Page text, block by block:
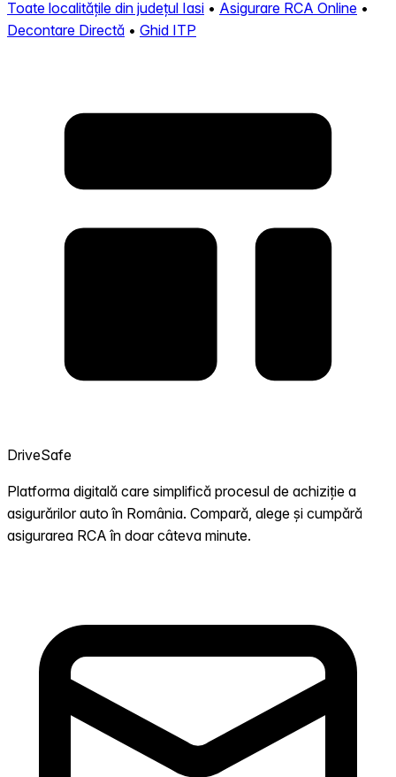
Toate localitățile din județul Iasi • Asigurare RCA Online •
Decontare Directă • Ghid ITP
DriveSafe
Platforma digitală care simplifică procesul de achiziție a
asigurărilor auto în România. Compară, alege și cumpără
asigurarea RCA în doar câteva minute.